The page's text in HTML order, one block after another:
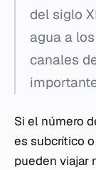
del siglo
agua a
canales
Si el número
es subcrítico
pueden viajar